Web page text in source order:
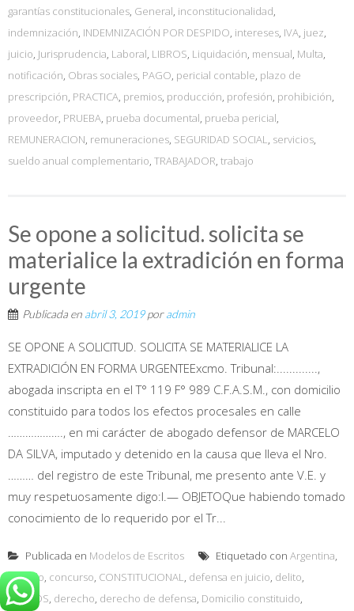
garantías constitucionales, General, inconstitucionalidad,
indemnización, INDEMNIZACIÓN POR DESPIDO, intereses, IVA, juez,
juicio, Jurisprudencia, Laboral, LIBROS, Liquidación, mensual, Multa,
notificación, Obras sociales, PAGO, pericial contable, plazo de
prescripción, PRACTICA, premios, producción, profesión, prohibición,
proveedor, PRUEBA, prueba documental, prueba pericial,
REMUNERACION, remuneraciones, SEGURIDAD SOCIAL, servicios,
sueldo anual complementario, TRABAJADOR, trabajo
Se opone a solicitud. solicita se
materialice la extradición en forma
urgente
Publicada en abril 3, 2019poradmin
SE OPONE A SOLICITUD. SOLICITA SE MATERIALICE LA
EXTRADICIÓN EN FORMA URGENTEExcmo. Tribunal:.............,
abogada inscripta en el T° 119 F° 989 C.F.A.S.M., con domicilio
constituido para todos los efectos procesales en calle
………………., en mi carácter de abogado defensor de MARCELO
DA SILVA, imputado y detenido en la causa que lleva el Nro.
……… del registro de este Tribunal, me presento ante V.E. y
muy respetuosamente digo:I.— OBJETOQue habiendo tomado
conocimiento de lo requerido por el Tr...
Publicada en Modelos de Escritos Etiquetado con Argentina,
Artículo, concurso, CONSTITUCIONAL, defensa en juicio, delito,
DELITOS, derecho, derecho de defensa, Domicilio constituido,